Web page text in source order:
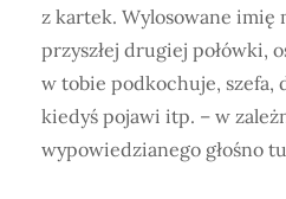
z kartek. Wylosowane imię
przyszłej drugiej połówki,
w tobie podkochuje, szefa,
kiedyś pojawi itp. – w
wypowiedzianego głośno